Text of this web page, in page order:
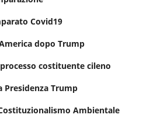
Covid19
dopo Trump
costituente cileno
Presidenza Trump
Ambientale